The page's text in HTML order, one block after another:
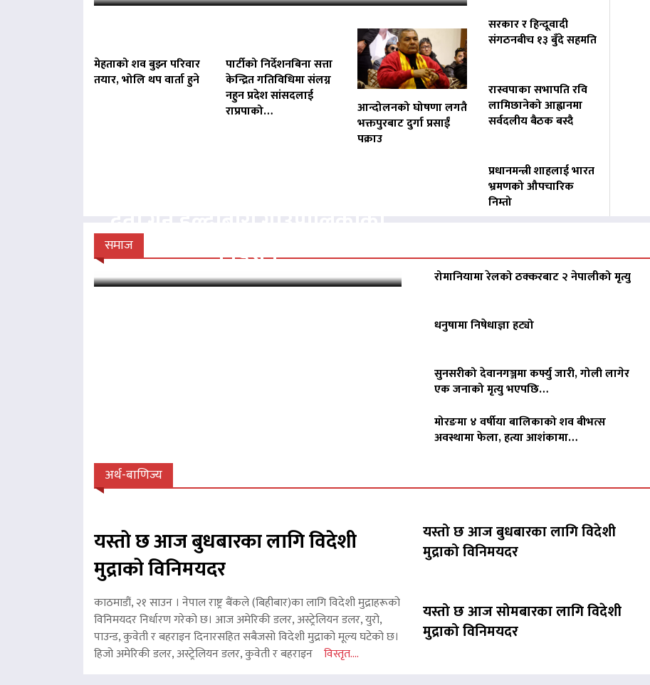
मेहताको शव बुझ्न परिवार
तयार, भोलि थप वार्ता हुने
पार्टीको निर्देशनबिना सत्ता
केन्द्रित गतिविधिमा संलग्न
नहुन प्रदेश सांसदलाई
राप्रपाको…
आन्दोलनको घोषणा लगतै
भक्तपुरबाट दुर्गा प्रसाईं
पक्राउ
सरकार र हिन्दूवादी
संगठनबीच १३ बुँदे सहमति
रास्वपाका सभापति रवि
लामिछानेको आह्वानमा
सर्वदलीय बैठक बस्दै
प्रधानमन्त्री शाहलाई भारत
भ्रमणको औपचारिक
निम्तो
समाज
निर्देशन
रोमानियामा रेलको ठक्करबाट २ नेपालीको मृत्यु
धनुषामा निषेधाज्ञा हट्यो
सुनसरीको देवानगञ्जमा कर्फ्यु जारी, गोली लागेर
एक जनाको मृत्यु भएपछि…
मोरङमा ४ वर्षीया बालिकाको शव बीभत्स
अवस्थामा फेला, हत्या आशंकामा…
अर्थ-बाणिज्य
यस्तो छ आज बुधबारका लागि विदेशी
मुद्राको विनिमयदर
काठमाडौं, २१ साउन । नेपाल राष्ट्र बैंकले (बिहीबार)का लागि विदेशी मुद्राहरूको
विनिमयदर निर्धारण गरेको छ। आज अमेरिकी डलर, अस्ट्रेलियन डलर, युरो,
पाउन्ड, कुवेती र बहराइन दिनारसहित सबैजसो विदेशी मुद्राको मूल्य घटेको छ।
हिजो अमेरिकी डलर, अस्ट्रेलियन डलर, कुवेती र बहराइन विस्तृत....
यस्तो छ आज बुधबारका लागि विदेशी
मुद्राको विनिमयदर
यस्तो छ आज सोमबारका लागि विदेशी
मुद्राको विनिमयदर